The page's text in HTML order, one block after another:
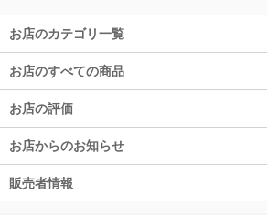
お店のカテゴリ一覧
お店のすべての商品
お店の評価
お店からのお知らせ
販売者情報